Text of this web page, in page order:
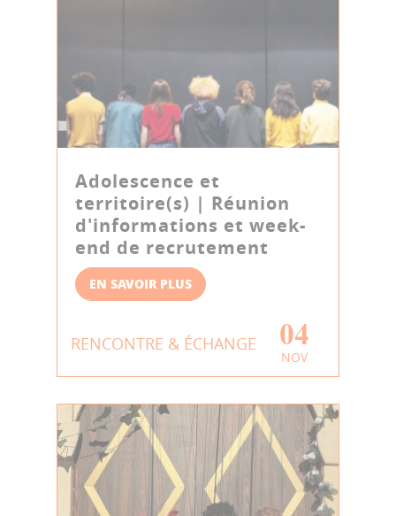
Adolescence et
territoire(s) | Réunion
d'informations et week-
end de recrutement
EN SAVOIR PLUS
RENCONTRE & ÉCHANGE 04
NOV